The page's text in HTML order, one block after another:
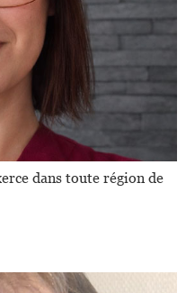
dans toute région de